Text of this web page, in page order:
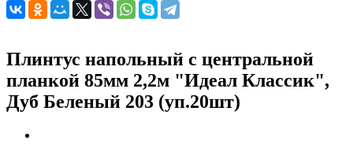
Плинтус напольный с центральной
планкой 85мм 2,2м "Идеал Классик",
Дуб Беленый 203 (уп.20шт)